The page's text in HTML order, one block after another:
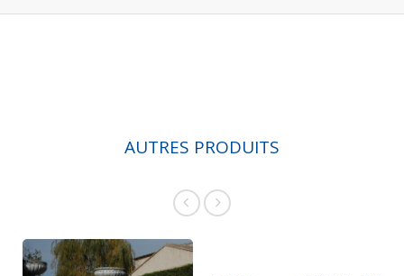
AUTRES PRODUITS